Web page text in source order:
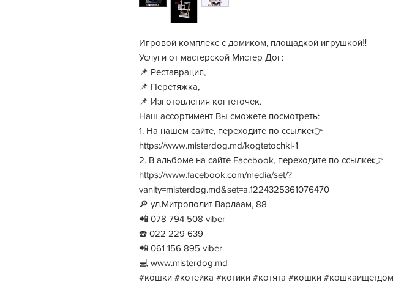
Игровой комплекс с домиком, площадкой игрушкой‼️
Услуги от мастерской Мистер Дог:
📌 Реставрация,
📌 Перетяжка,
📌 Изготовления когтеточек.
Наш ассортимент Вы сможете посмотреть:
1. На нашем сайте, переходите по ссылке👉
https://www.misterdog.md/kogtetochki-1
2. В альбоме на сайте Facebook, переходите по ссылке👉
https://www.facebook.com/media/set/?
vanity=misterdog.md&set=a.1224325361076470
🔎 ул.Митрополит Варлаам, 88
📲 078 794 508 viber
☎️ 022 229 639
📲 061 156 895 viber
💻 www.misterdog.md
#кошки #котейка #котики #котята #кошки #кошкаищетдом